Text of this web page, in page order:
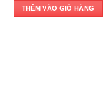
THÊM VÀO GIỎ HÀNG